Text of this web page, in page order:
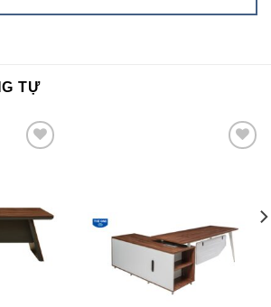
TỰ
wishlist